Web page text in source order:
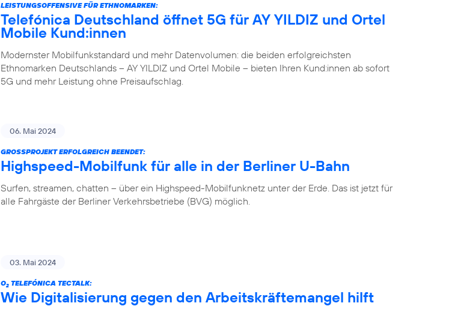
LEISTUNGSOFFENSIVE FÜR ETHNOMARKEN:
Telefónica Deutschland öffnet 5G für AY YILDIZ und Ortel
Mobile Kund:innen
Modernster Mobilfunkstandard und mehr Datenvolumen: die beiden erfolgreichsten
Ethnomarken Deutschlands – AY YILDIZ und Ortel Mobile – bieten Ihren Kund:innen ab sofort
5G und mehr Leistung ohne Preisaufschlag.
06. Mai 2024
GROSSPROJEKT ERFOLGREICH BEENDET:
Highspeed-Mobilfunk für alle in der Berliner U-Bahn
Surfen, streamen, chatten – über ein Highspeed-Mobilfunknetz unter der Erde. Das ist jetzt für
alle Fahrgäste der Berliner Verkehrsbetriebe (BVG) möglich.
03. Mai 2024
O2 TELEFÓNICA TECTALK:
Wie Digitalisierung gegen den Arbeitskräftemangel hilft